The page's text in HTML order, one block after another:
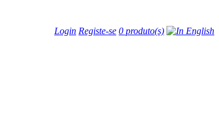
Login Registe-se 0 produto(s)